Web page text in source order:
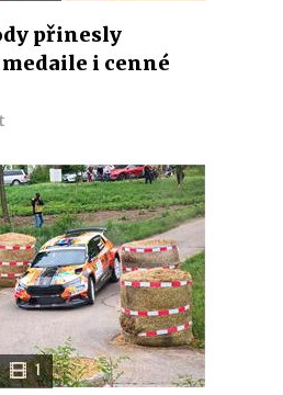
přinesly
i cenné
1